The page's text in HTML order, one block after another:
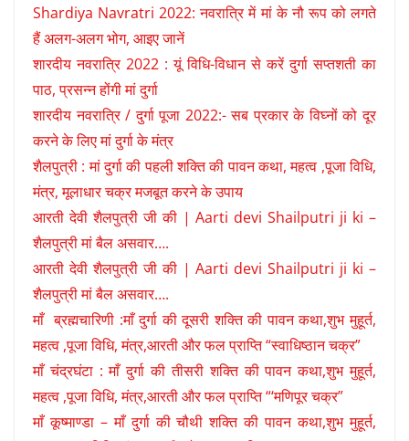
Shardiya Navratri 2022: नवरात्रि में मां के नौ रूप को लगते
हैं अलग-अलग भोग, आइए जानें
शारदीय नवरात्रि 2022 : यूं विधि-विधान से करें दुर्गा सप्तशती का
पाठ, प्रसन्न होंगी मां दुर्गा
शारदीय नवरात्रि / दुर्गा पूजा 2022:- सब प्रकार के विघ्नों को दूर
करने के लिए मां दुर्गा के मंत्र
शैलपुत्री : मां दुर्गा की पहली शक्ति की पावन कथा, महत्व ,पूजा विधि,
मंत्र, मूलाधार चक्र मजबूत करने के उपाय
आरती देवी शैलपुत्री जी की | Aarti devi Shailputri ji ki –
शैलपुत्री मां बैल असवार….
आरती देवी शैलपुत्री जी की | Aarti devi Shailputri ji ki –
शैलपुत्री मां बैल असवार….
माँ ब्रह्मचारिणी :माँ दुर्गा की दूसरी शक्ति की पावन कथा,शुभ मुहूर्त,
महत्व ,पूजा विधि, मंत्र,आरती और फल प्राप्ति “स्वाधिष्ठान चक्र”
माँ चंद्रघंटा : माँ दुर्गा की तीसरी शक्ति की पावन कथा,शुभ मुहूर्त,
महत्व ,पूजा विधि, मंत्र,आरती और फल प्राप्ति “‘मणिपूर चक्र”
माँ कूष्माण्डा – माँ दुर्गा की चौथी शक्ति की पावन कथा,शुभ मुहूर्त,